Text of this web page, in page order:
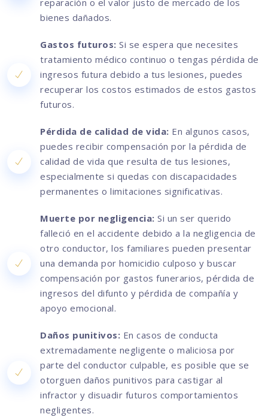
reparación o el valor justo de mercado de los
bienes dañados.
Gastos futuros: Si se espera que necesites
tratamiento médico continuo o tengas pérdida de
ingresos futura debido a tus lesiones, puedes
recuperar los costos estimados de estos gastos
futuros.
Pérdida de calidad de vida: En algunos casos,
puedes recibir compensación por la pérdida de
calidad de vida que resulta de tus lesiones,
especialmente si quedas con discapacidades
permanentes o limitaciones significativas.
Muerte por negligencia: Si un ser querido
falleció en el accidente debido a la negligencia de
otro conductor, los familiares pueden presentar
una demanda por homicidio culposo y buscar
compensación por gastos funerarios, pérdida de
ingresos del difunto y pérdida de compañía y
apoyo emocional.
Daños punitivos: En casos de conducta
extremadamente negligente o maliciosa por
parte del conductor culpable, es posible que se
otorguen daños punitivos para castigar al
infractor y disuadir futuros comportamientos
negligentes.